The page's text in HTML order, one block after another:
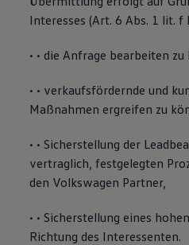
Interesses (Art. 6 Abs. 1 lit. f
• • die Anfrage bearbeiten
• • verkaufsfördernde und
Maßnahmen ergreifen zu
• • Sicherstellung der
vertraglich, festgelegten
den Volkswagen Partner,
• • Sicherstellung eines
Richtung des Interessenten.